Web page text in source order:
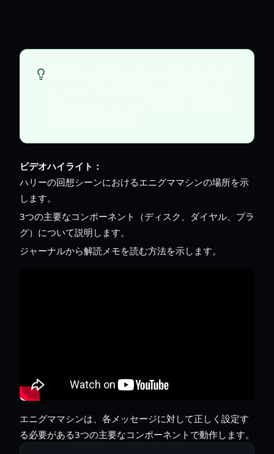
ビデオハイライト：
ハリーの回想シーンにおけるエニグママシンの場所を示
します。
3つの主要なコンポーネント（ディスク、ダイヤル、プラ
グ）について説明します。
ジャーナルから解読メモを読む方法を示します。
エニグママシンは、各メッセージに対して正しく設定す
る必要がある3つの主要なコンポーネントで動作します。